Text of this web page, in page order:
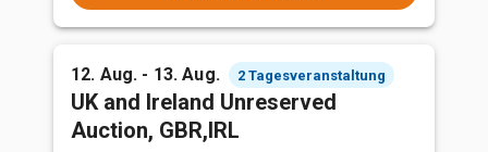
12. Aug. - 13. Aug. 2 Tagesveranstaltung
UK and Ireland Unreserved
Auction, GBR,IRL